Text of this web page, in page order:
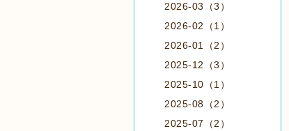
2026-03（3）
2026-02（1）
2026-01（2）
2025-12（3）
2025-10（1）
2025-08（2）
2025-07（2）